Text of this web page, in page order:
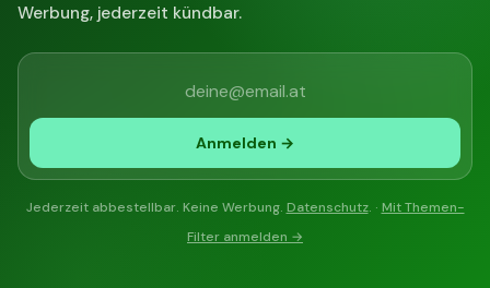
Werbung, jederzeit kündbar.
Anmelden →
Jederzeit abbestellbar. Keine Werbung. Datenschutz. · Mit Themen-
Filter anmelden →